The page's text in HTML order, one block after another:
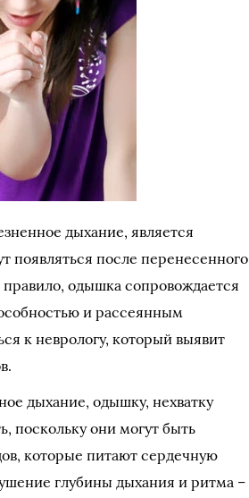
дыхание, является
появляться после перенесенного
одышка сопровождается
и рассеянным
к неврологу, который выявит
дыхание, одышку, нехватку
поскольку они могут быть
которые питают сердечную
глубины дыхания и ритма –